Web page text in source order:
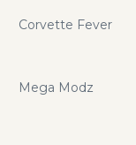
Corvette Fever
Mega Modz